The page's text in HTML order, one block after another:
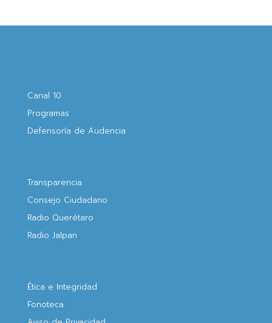
Canal 10
Programas
Defensoría de Audencia
Transparencia
Consejo Ciudadano
Radio Querétaro
Radio Jalpan
Ética e Integridad
Fonoteca